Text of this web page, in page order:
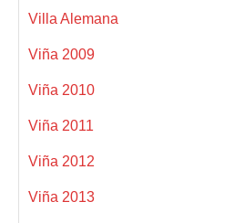
Villa Alemana
Viña 2009
Viña 2010
Viña 2011
Viña 2012
Viña 2013